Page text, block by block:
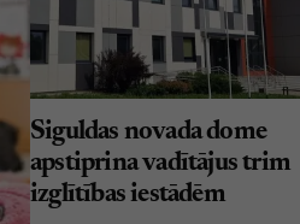
Siguldas novada dome
apstiprina vadītājus trim
izglītības iestādēm